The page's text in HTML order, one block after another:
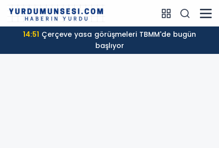
14:51
başlıyor